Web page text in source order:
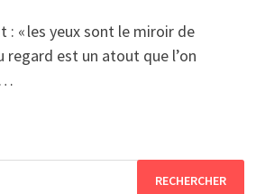
: « les yeux sont le miroir de
regard est un atout que l’on
…